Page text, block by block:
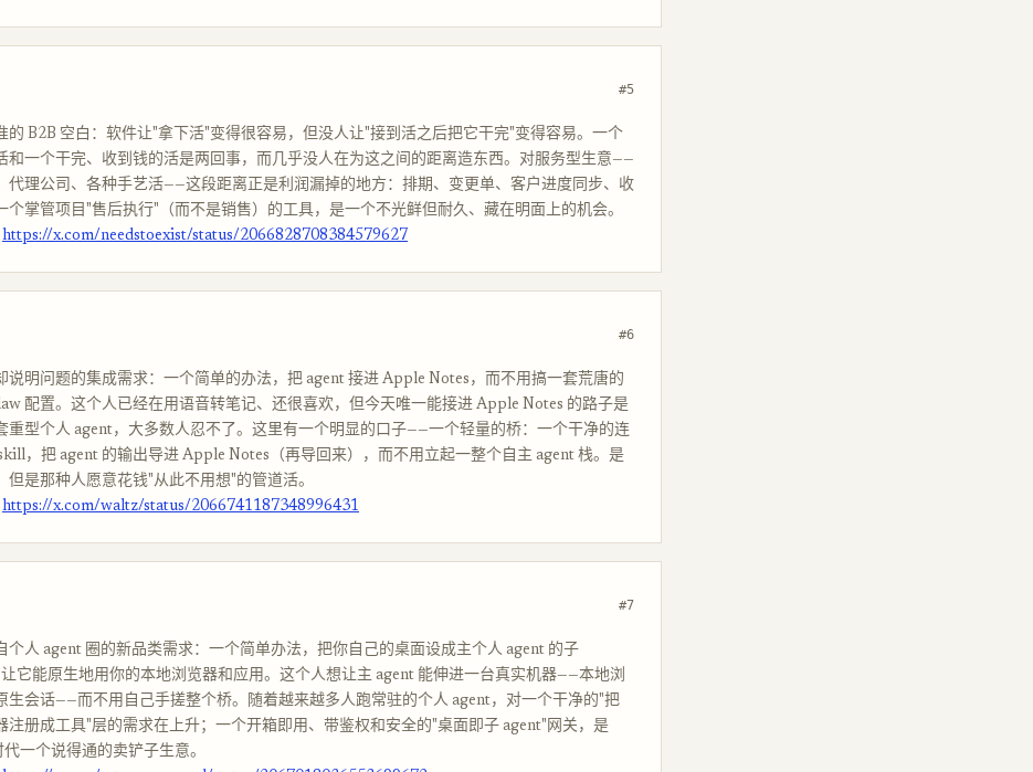
#5
的 B2B 空白：软件让"拿下活"变得很容易，但没人让"接到活之后把它干完"变得容易。一个
和一个干完、收到钱的活是两回事，而几乎没人在为这之间的距离造东西。对服务型生意——
代理公司、各种手艺活——这段距离正是利润漏掉的地方：排期、变更单、客户进度同步、收
个掌管项目"售后执行"（而不是销售）的工具，是一个不光鲜但耐久、藏在明面上的机会。
https://x.com/needstoexist/status/2066828708384579627
#6
说明问题的集成需求：一个简单的办法，把 agent 接进 Apple Notes，而不用搞一套荒唐的
配置。这个人已经在用语音转笔记、还很喜欢，但今天唯一能接进 Apple Notes 的路子是
重型个人 agent，大多数人忍不了。这里有一个明显的口子——一个轻量的桥：一个干净的连
，把 agent 的输出导进 Apple Notes（再导回来），而不用立起一整个自主 agent 栈。是
但是那种人愿意花钱"从此不用想"的管道活。
https://x.com/waltz/status/2066741187348996431
#7
个人 agent 圈的新品类需求：一个简单办法，把你自己的桌面设成主个人 agent 的子
它能原生地用你的本地浏览器和应用。这个人想让主 agent 能伸进一台真实机器——本地浏
生会话——而不用自己手搓整个桥。随着越来越多人跑常驻的个人 agent，对一个干净的"把
注册成工具"层的需求在上升；一个开箱即用、带鉴权和安全的"桌面即子 agent"网关，是
代一个说得通的卖铲子生意。